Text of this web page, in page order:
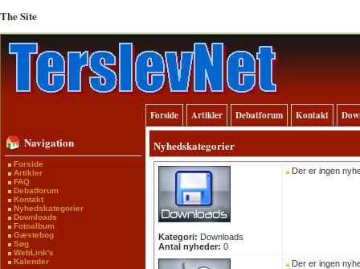
The Site
Forside Artikler Debatforum Kontakt
Navigation
Forside
Artikler
FAQ
Debatforum
Kontakt
Nyhedskategorier
Downloads
Fotoalbum
Gæstebog
Søg
WebLink's
Kalender
Nyhedskategorier
Kategori: Downloads
Antal nyheder: 0
Der er ingen
Der er ingen